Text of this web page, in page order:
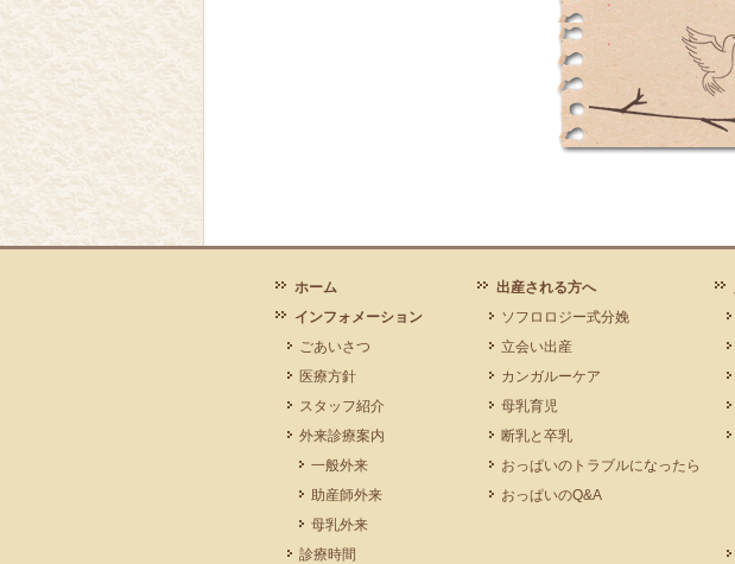
ホーム
インフォメーション
ごあいさつ
医療方針
スタッフ紹介
外来診療案内
一般外来
助産師外来
母乳外来
診療時間
出産される方へ
ソフロロジー式分娩
立会い出産
カンガルーケア
母乳育児
断乳と卒乳
おっぱいのトラブルになったら
おっぱいのQ&A